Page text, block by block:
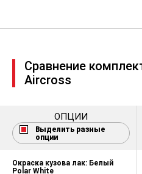
Сенсорный
Аудиосистема
RDS, с
Arkamys +
колесе +
совместной
смартфонами с
Auto
Сравнение
Aircross
ОПЦИИ
Выделить разные
опции
Окраска кузова лак: Белый
Polar White